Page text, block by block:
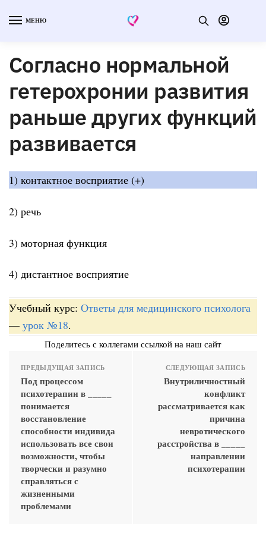
МЕНЮ
Согласно нормальной
гетерохронии развития
раньше других функций
развивается
1) контактное восприятие (+)
2) речь
3) моторная функция
4) дистантное восприятие
Учебный курс: Ответы для медицинского психолога
— урок №18.
Поделитесь с коллегами ссылкой на наш сайт
ПРЕДЫДУЩАЯ ЗАПИСЬ
Под процессом
психотерапии в _____
понимается
восстановление
способности индивида
использовать все свои
возможности, чтобы
творчески и разумно
справляться с
жизненными
проблемами
СЛЕДУЮЩАЯ ЗАПИСЬ
Внутриличностный
конфликт
рассматривается как
причина
невротического
расстройства в _____
направлении
психотерапии